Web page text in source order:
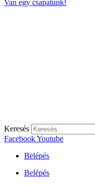
Van egy csapatunk!
Keresés
FacebookYoutube
Belépés
Belépés